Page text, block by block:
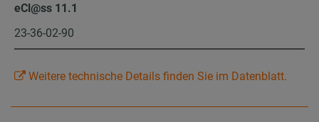
eCl@ss 11.1
23-36-02-90
Weitere technische Details finden Sie im Datenblatt.